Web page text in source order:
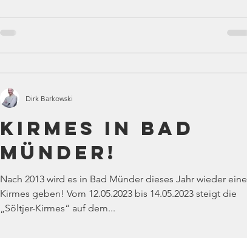
Kirmes in Bad
Münder!
Nach 2013 wird es in Bad Münder dieses Jahr wieder eine
Kirmes geben! Vom 12.05.2023 bis 14.05.2023 steigt die
„Söltjer-Kirmes“ auf dem...
Dirk Barkowski